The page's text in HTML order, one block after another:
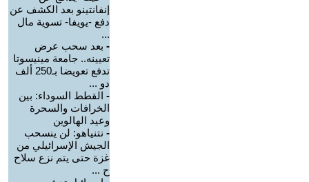
إنفانتينو بعد الكشف عن
دفع -يويفا- تسوية مال
...
- بعد سحب عرض
تعيينه.. جامعة مينيسوتا
تدفع تعويضا بـ250 ألف
دو ...
- القطط السوداء: بين
الخرافات والسحرة
وعيد الهالوين
- نتنياهو: لن ينسحب
الجيش الإسرائيلي من
غزة حتى يتم نزع سلاح
ح ...